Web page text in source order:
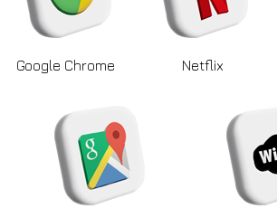
Google Chrome Netflix